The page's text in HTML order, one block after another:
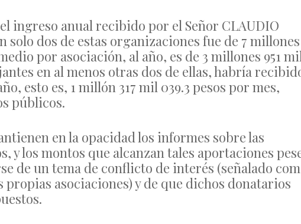
ingreso anual recibido por el Señor CLAUDIO
solo dos de estas organizaciones fue de 7 millones
por asociación, al año, es de 3 millones 951
en al menos otras dos de ellas, habría
esto es, 1 millón 317 mil 039.3 pesos por mes,
públicos.
en la opacidad los informes sobre las
y los montos que alcanzan tales aportaciones
de un tema de conflicto de interés (señalado
asociaciones) y de que dichos donatarios